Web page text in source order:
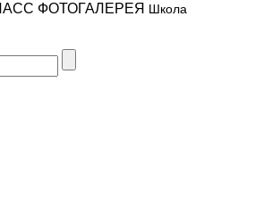
ФОТОГАЛЕРЕЯ Школа